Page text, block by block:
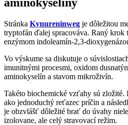
Stránka Kynureninweg je dôležitou
tryptofán ďalej spracováva. Raný krok
enzýmom indoleamín-2,3-
Vo výskume sa diskutuje o
imunitnými procesmi, oxidom
aminokyselín a stavom mikroživín.
Takéto biochemické vzťahy sú zložité.
ako jednoduchý reťazec príčin a
je obzvlášť dôležité brať do úvahy
izolovane, ale celý stravovací režim.